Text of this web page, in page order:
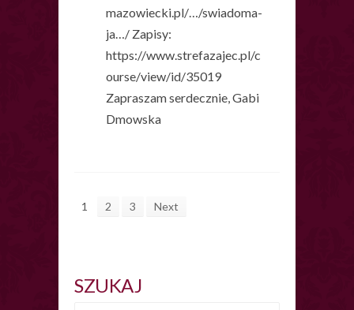
mazowiecki.pl/…/swiadoma-
ja…/ Zapisy:
https://www.strefazajec.pl/c
ourse/view/id/35019
Zapraszam serdecznie, Gabi
Dmowska
1 2 3 Next
SZUKAJ